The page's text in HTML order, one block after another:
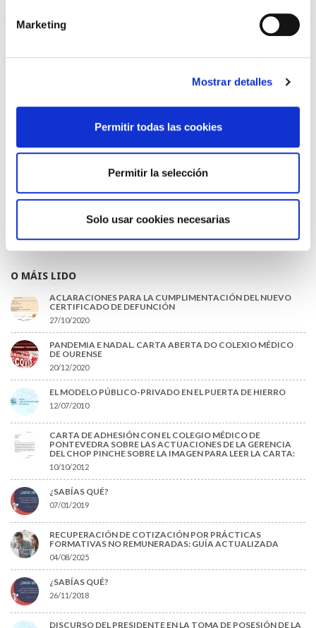
Marketing
Mostrar detalles
Permitir todas las cookies
Permitir la selección
Solo usar cookies necesarias
EL AUMENTO DE PRIMAS A MUFACE NO MEJORA LAS
EL COLEGIO DE MÉDICOS DE OURENSE EXIGE MEDIDAS
URGENCIAS DEL CHUO
COLEGIADAS/OS EN ACTIVO QUE HAN EJERCIDO O EJERCEN
DISPONIBLE LA GRABACIÓN DE LA JORNADA «SALUD,
O MÁIS LIDO
ACLARACIONES PARA LA CUMPLIMENTACIÓN DEL NUEVO
CERTIFICADO DE DEFUNCIÓN
27/10/2020
PANDEMIA E NADAL. CARTA ABERTA DO COLEXIO MÉDICO
DE OURENSE
20/12/2020
EL MODELO PÚBLICO-PRIVADO EN EL PUERTA DE HIERRO
12/07/2010
CARTA DE ADHESIÓN CON EL COLEGIO MÉDICO DE
PONTEVEDRA SOBRE LAS ACTUACIONES DE LA GERENCIA
DEL CHOP PINCHE SOBRE LA IMAGEN PARA LEER LA CARTA:
10/10/2012
¿SABÍAS QUÉ?
07/01/2019
RECUPERACIÓN DE COTIZACIÓN POR PRÁCTICAS
FORMATIVAS NO REMUNERADAS: GUÍA ACTUALIZADA
04/08/2025
¿SABÍAS QUÉ?
26/11/2018
DISCURSO DEL PRESIDENTE EN LA TOMA DE POSESIÓN DE LA